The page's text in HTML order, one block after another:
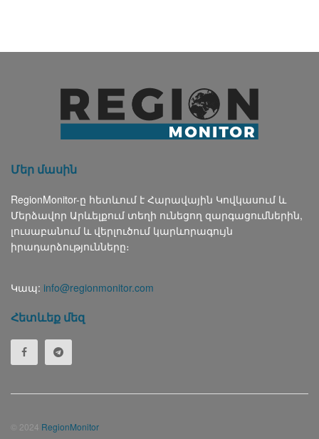
Մեր մասին
RegionMonitor-ը հետևում է Հարավային Կովկասում և
Մերձավոր Արևելքում տեղի ունեցող զարգացումներին,
լուսաբանում և վերլուծում կարևորագույն
իրադարձությունները։
Կապ: info@regionmonitor.com
Հետևեք մեզ
© 2024 RegionMonitor